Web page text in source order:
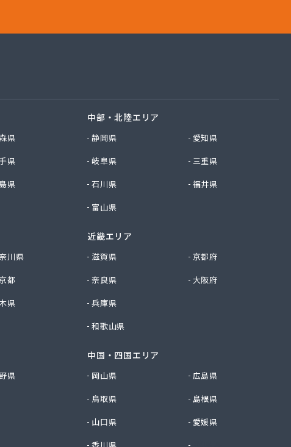
県
県
県
川県
都
県
県
中部・北陸エリア
静岡県
愛知県
岐阜県
三重県
石川県
福井県
富山県
近畿エリア
滋賀県
京都府
奈良県
大阪府
兵庫県
和歌山県
中国・四国エリア
岡山県
広島県
鳥取県
島根県
山口県
愛媛県